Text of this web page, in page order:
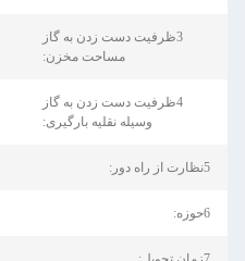
3ظرفیت دست زدن به گاز
مساحت مخزن:
4ظرفیت دست زدن به گاز
وسیله نقلیه بارگیری:
5نظارت از راه دور:
6حوزه: